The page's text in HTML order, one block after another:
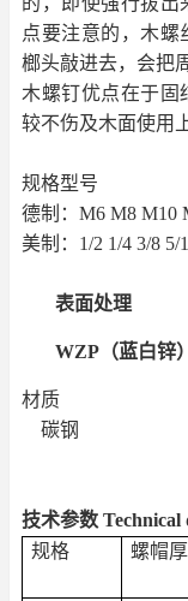
点要注意的，木螺
榔头敲进去，会把
木螺钉优点在于固
较不伤及木面使用
规格型号
德制： M6 M8 M10
美制： 1/2 1/4 3/8 5/
表面处理
WZP （蓝白锌
材质
碳钢
技术参数 Technical
规格
螺帽